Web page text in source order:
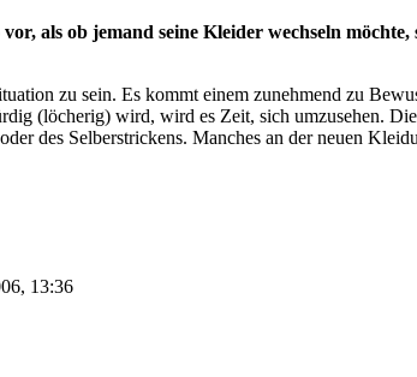
als ob jemand seine Kleider wechseln
zu sein. Es kommt einem zunehmend zu
(löcherig) wird, wird es Zeit, sich umzusehen.
des Selberstrickens. Manches an der neuen
13:36